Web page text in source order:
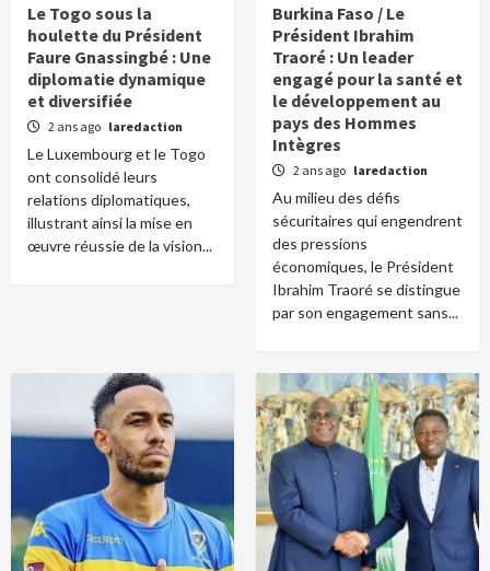
Le Togo sous la
houlette du Président
Faure Gnassingbé : Une
diplomatie dynamique
et diversifiée
2 ans ago laredaction
Le Luxembourg et le Togo
ont consolidé leurs
relations diplomatiques,
illustrant ainsi la mise en
œuvre réussie de la vision...
Burkina Faso / Le
Président Ibrahim
Traoré : Un leader
engagé pour la santé et
le développement au
pays des Hommes
Intègres
2 ans ago laredaction
Au milieu des défis
sécuritaires qui engendrent
des pressions
économiques, le Président
Ibrahim Traoré se distingue
par son engagement sans...